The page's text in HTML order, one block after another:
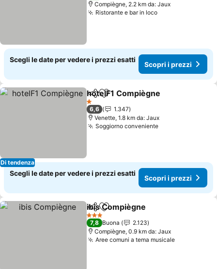
Compiègne, 2.2 km da: Jaux
Ristorante e bar in locoScopri i prezzi
Scegli le date per vedere i prezzi esatti
Scopri i prezzi
Di tendenza
CondividiAggiungi ai preferiti
hotelF1 Compiègne
1 Stelle
6,6
1.347
Venette, 1.8 km da: Jaux
Soggiorno convenienteScopri i prezzi
Scegli le date per vedere i prezzi esatti
Scopri i prezzi
CondividiAggiungi ai preferiti
ibis Compiègne
3 Stelle
7,8 Buona
2.123
Compiègne, 0.9 km da: Jaux
Aree comuni a tema musicaleScopri i